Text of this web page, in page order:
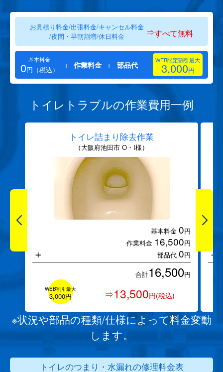
お見積り料金/出張料金/キャンセル料金
/夜間・早朝割増/休日料金
⇒すべて無料
基本料金
0円（税込） + 作業料金 + 部品代 − WEB限定割引最大
3,000円
トイレトラブルの作業費用一例
トイレ詰まり除去作業
（大阪府池田市 O・I様）
基本料金 0円
作業料金 16,500円
部品代 0円
+
合計16,500円
WEB割引最大
3,000円 ⇒13,500円(税込)
+
※状況や部品の種類/仕様によって料金変動
します。
トイレのつまり・水漏れの修理料金表